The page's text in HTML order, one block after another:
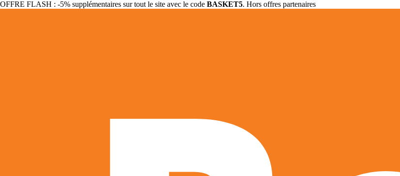
OFFRE FLASH : -5% supplémentaires sur tout le site avec le code BASKET5. Hors offres partenaires